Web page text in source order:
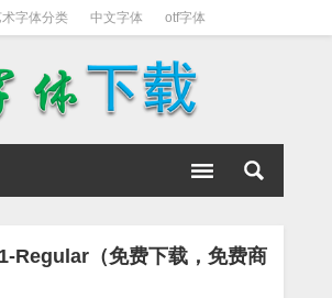
字体分类 中文字体 otf字体
Regular（免费下载，免费商